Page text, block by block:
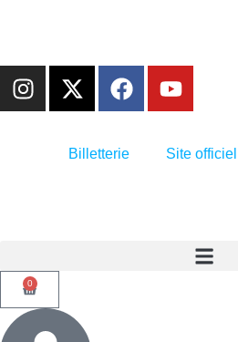
Billetterie Site officiel
0